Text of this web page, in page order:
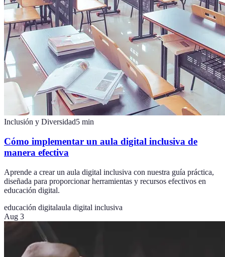
Inclusión y Diversidad5 min
Cómo implementar un aula digital inclusiva de
manera efectiva
Aprende a crear un aula digital inclusiva con nuestra guía práctica,
diseñada para proporcionar herramientas y recursos efectivos en
educación digital.
educación digitalaula digital inclusiva
Aug 3